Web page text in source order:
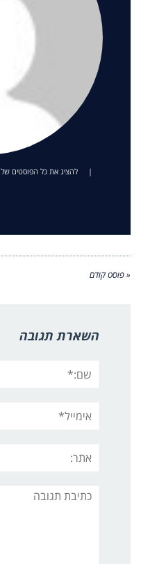
| להציג את כל הפוסטים של JERCCOM
« פוסט קודם
השארת תגובה
תגובה